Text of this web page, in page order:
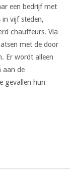
een bedrijf met
vijf steden,
chauffeurs. Via
met de door
Er wordt alleen
aan de
gevallen hun